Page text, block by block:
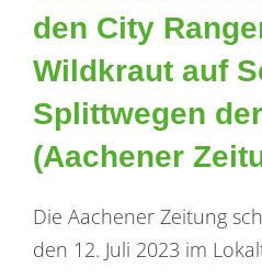
den City
Wildkraut auf
Splittwegen
(Aachener
Die Aachener Zeitung
den 12. Juli 2023 im